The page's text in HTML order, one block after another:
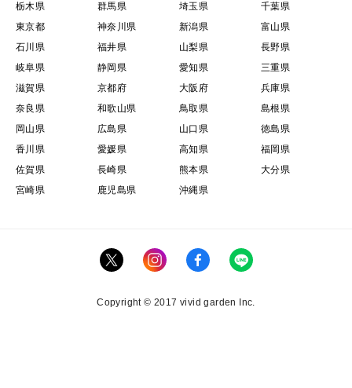
栃木県
群馬県 埼玉県
千葉県
東京都
神奈川県 新潟県
富山県
石川県
福井県 山梨県
長野県
岐阜県
静岡県 愛知県
三重県
滋賀県
京都府 大阪府
兵庫県
奈良県
和歌山県 鳥取県
島根県
岡山県
広島県 山口県
徳島県
香川県
愛媛県 高知県
福岡県
佐賀県
長崎県 熊本県
大分県
宮崎県
鹿児島県 沖縄県
Copyright © 2017 vivid garden Inc.